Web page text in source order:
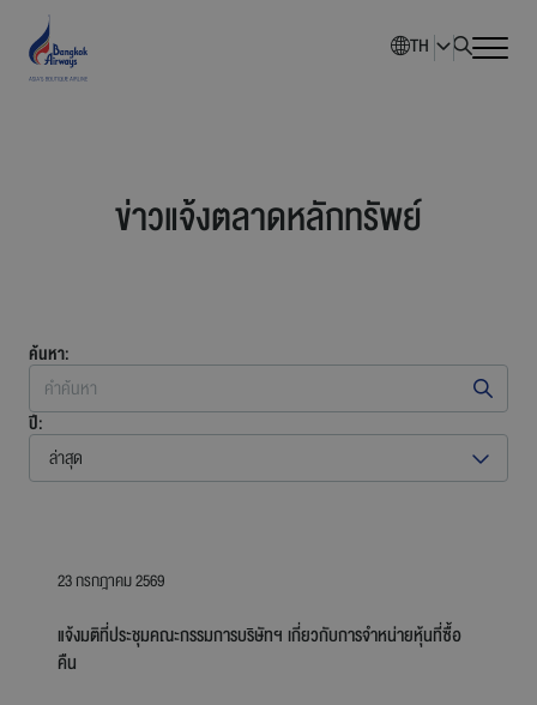
ภาพรวมบริษัท
การพัฒนาอย่างยั่งยืน
การกำกับดูแลกิจการ
ร่วมงานกับเรา
ติดต่อเรา
TH
ข่าวแจ้งตลาดหลักทรัพย์
ค้นหา:
ปี:
ล่าสุด
23 กรกฎาคม 2569
แจ้งมติที่ประชุมคณะกรรมการบริษัทฯ เกี่ยวกับการจำหน่ายหุ้นที่ซื้อ
คืน